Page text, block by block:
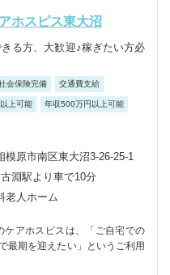
ホスピス東大沼
る方、大歓迎♪稼ぎたい方必
会保険完備 交通費支給
上可能 年収500万円以上可能
模原市南区東大沼3-26-25-1
淵駅より車で10分
老人ホーム
ケアホスピスは、「ご自宅での
最期を迎えたい」というご利用